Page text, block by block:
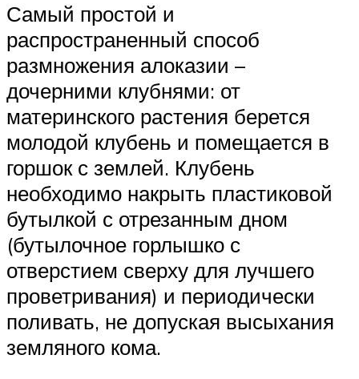
Самый простой и
распространенный способ
размножения алоказии –
дочерними клубнями: от
материнского растения берется
молодой клубень и помещается в
горшок с землей. Клубень
необходимо накрыть пластиковой
бутылкой с отрезанным дном
(бутылочное горлышко с
отверстием сверху для лучшего
проветривания) и периодически
поливать, не допуская высыхания
земляного кома.